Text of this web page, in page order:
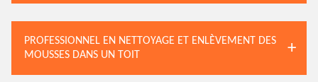
PROFESSIONNEL EN NETTOYAGE ET ENLÈVEMENT DES
MOUSSES DANS UN TOIT